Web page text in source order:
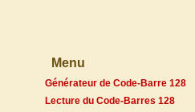
Menu
Générateur de Code-Barre 128
Lecture du Code-Barres 128